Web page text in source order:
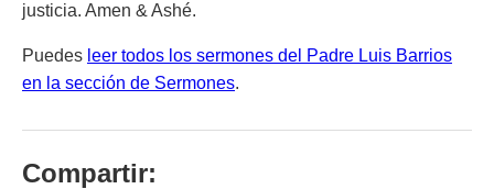
justicia. Amen & Ashé.
Puedes leer todos los sermones del Padre Luis Barrios
en la sección de Sermones.
Compartir: